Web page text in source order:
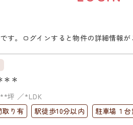
す。ログインすると物件の詳細情報が
＊＊
**坪
*LDK
取り有 駅徒歩10分以内 駐車場１